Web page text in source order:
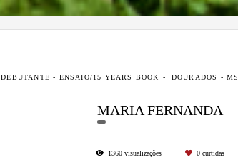
DEBUTANTE - ENSAIO/15 YEARS BOOK DOURADOS - MS
MARIA FERNANDA
1360 visualizações 0 curtidas